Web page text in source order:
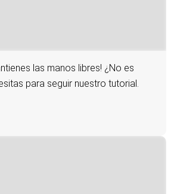
las manos libres! ¿No es
para seguir nuestro tutorial.